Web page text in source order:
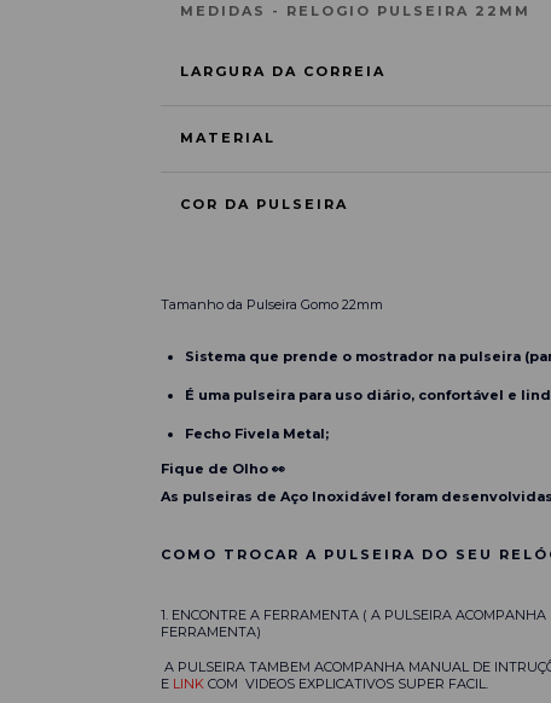
MEDIDAS - RELOGIO PULSEIRA 22MM
LARGURA DA CORREIA
MATERIAL
COR DA PULSEIRA
Tamanho da Pulseira Gomo 22mm
Sistema que prende o mostrador na pulseira
É uma pulseira para uso diário, confortável e
Fecho Fivela Metal;
Fique de Olho 👀
As pulseiras de Aço Inoxidável foram
COMO TROCAR A PULSEIRA DO SEU
1. ENCONTRE A FERRAMENTA ( A PULSEIRA ACOMPANHA
FERRAMENTA)
A PULSEIRA TAMBEM ACOMPANHA MANUAL DE
E LINK COM VIDEOS EXPLICATIVOS SUPER FACIL.